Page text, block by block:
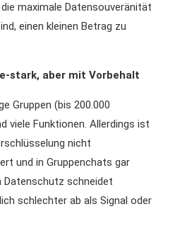
maximale Datensouveränität
einen kleinen Betrag zu
stark, aber mit Vorbehalt
Gruppen (bis 200.000
viele Funktionen. Allerdings ist
nicht
und in Gruppenchats gar
Datenschutz schneidet
schlechter ab als Signal oder